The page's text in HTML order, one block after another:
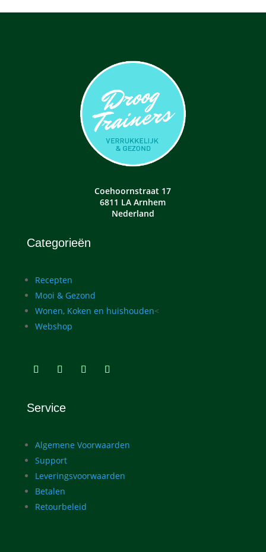
Coehoornstraat 17
6811 LA Arnhem
Nederland
Categorieën
Recepten
Mooi & Gezond
Wonen, Koken en huishouden<
Webshop
Service
Algemene Voorwaarden
Support
Leveringsvoorwaarden
Betalen
Retourbeleid